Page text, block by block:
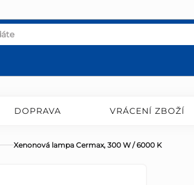
DOPRAVA VRÁCENÍ ZBOŽÍ
Xenonová lampa Cermax, 300 W / 6000 K